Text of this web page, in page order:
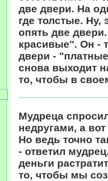
две двери. На
где толстые. Ну,
опять две
красивые". Он -
двери -
снова выходит
то, чтобы в
Мудреца
недругами, а
Но ведь точно
- ответил
деньги
то, чтобы мы